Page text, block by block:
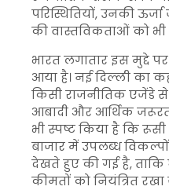
परिस्थितियों, उनकी
की वास्तविकताओं को भी
भारत लगातार इस मुद्दे
आया है। नई दिल्ली का
किसी राजनीतिक एजेंडे
आबादी और आर्थिक
भी स्पष्ट किया है कि
बाजार में उपलब्ध
देखते हुए की गई है,
कीमतों को नियंत्रित